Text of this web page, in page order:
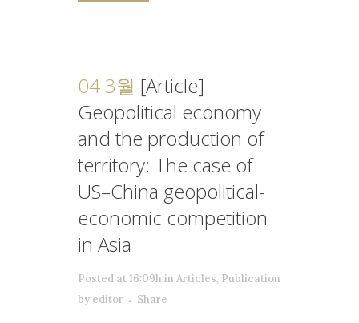
04 3월 [Article]
Geopolitical economy
and the production of
territory: The case of
US–China geopolitical-
economic competition
in Asia
Posted at 16:09h in Articles, Publication
by editor Share